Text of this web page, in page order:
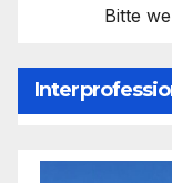
Bitte